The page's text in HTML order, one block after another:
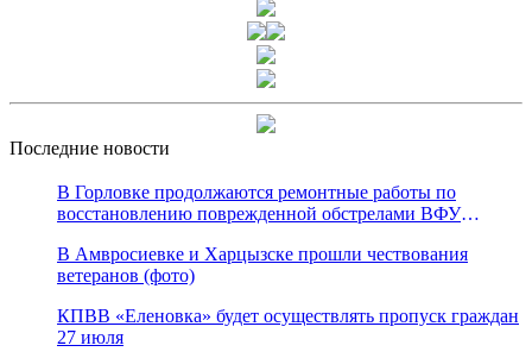
Последние новости
В Горловке продолжаются ремонтные работы по
восстановлению поврежденной обстрелами ВФУ
В Амвросиевке и Харцызске прошли чествования
ветеранов (фото)
КПВВ «Еленовка» будет осуществлять пропуск граждан
27 июля